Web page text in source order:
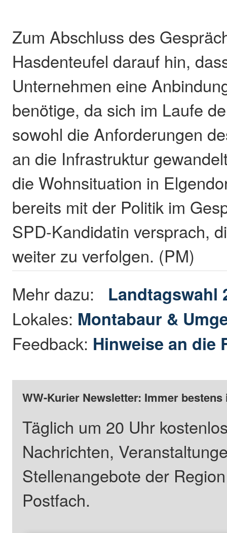
Zum Abschluss des
Hasdenteufel darauf hin,
Unternehmen eine
benötige, da sich im Laufe
sowohl die Anforderungen
an die Infrastruktur
die Wohnsituation in
bereits mit der Politik im
SPD-Kandidatin versprach,
weiter zu verfolgen. (PM)
Mehr dazu: Landtagswahl
Lokales: Montabaur &
Feedback: Hinweise an die
WW-Kurier Newsletter: Immer
Täglich um 20 Uhr
Nachrichten,
Stellenangebote der
Postfach.